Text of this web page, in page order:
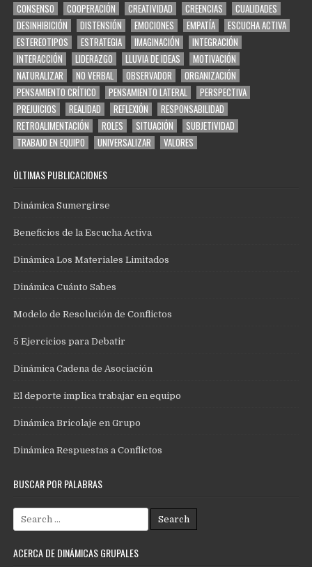
CONSENSO
COOPERACIÓN CREATIVIDAD CREENCIAS
CUALIDADES
DESINHIBICIÓN
DISTENSIÓN EMOCIONES EMPATÍA
ESCUCHA ACTIVA
ESTEREOTIPOS
ESTRATEGIA IMAGINACIÓN
INTEGRACIÓN
INTERACCIÓN
LIDERAZGO LLUVIA DE IDEAS
MOTIVACIÓN
NATURALIZAR
NO VERBAL OBSERVADOR
ORGANIZACIÓN
PENSAMIENTO CRÍTICO
PENSAMIENTO LATERAL
PERSPECTIVA
PREJUICIOS
REALIDAD REFLEXIÓN
RESPONSABILIDAD
RETROALIMENTACIÓN
ROLES SITUACIÓN
SUBJETIVIDAD
TRABAJO EN EQUIPO
UNIVERSALIZAR VALORES
ÚLTIMAS PUBLICACIONES
Dinámica Sumergirse
Beneficios de la Escucha Activa
Dinámica Los Materiales Limitados
Dinámica Cuánto Sabes
Modelo de Resolución de Conflictos
5 Ejercicios para Debatir
Dinámica Cadena de Asociación
El deporte implica trabajar en equipo
Dinámica Bricolaje en Grupo
Dinámica Respuestas a Conflictos
BUSCAR POR PALABRAS
for:
ACERCA DE DINÁMICAS GRUPALES